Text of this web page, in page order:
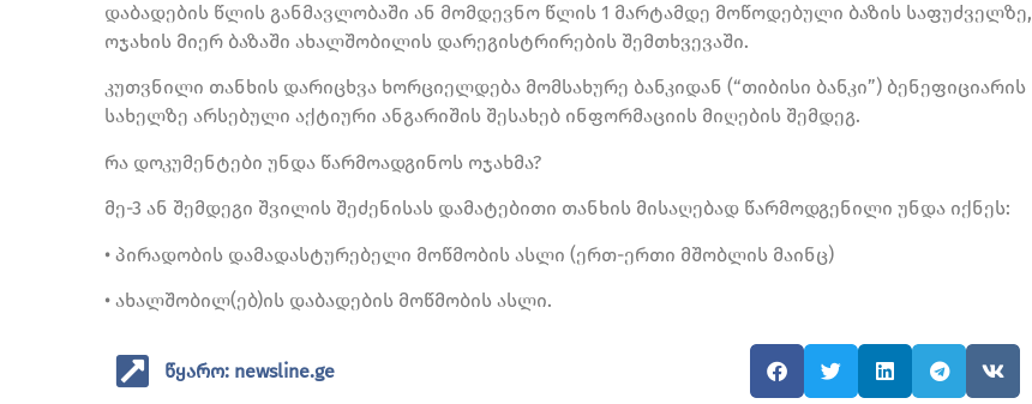
დაბადების წლის განმავლობაში ან მომდევნო წლის 1 მარტამდე მოწოდებული ბაზის საფუძველზე,
ოჯახის მიერ ბაზაში ახალშობილის დარეგისტრირების შემთხვევაში.
კუთვნილი თანხის დარიცხვა ხორციელდება მომსახურე ბანკიდან (“თიბისი ბანკი”) ბენეფიციარის
სახელზე არსებული აქტიური ანგარიშის შესახებ ინფორმაციის მიღების შემდეგ.
რა დოკუმენტები უნდა წარმოადგინოს ოჯახმა?
მე-3 ან შემდეგი შვილის შეძენისას დამატებითი თანხის მისაღებად წარმოდგენილი უნდა იქნეს:
• პირადობის დამადასტურებელი მოწმობის ასლი (ერთ-ერთი მშობლის მაინც)
• ახალშობილ(ებ)ის დაბადების მოწმობის ასლი.
წყარო: newsline.ge